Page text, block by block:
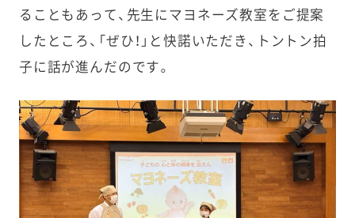
ることもあって、先生にマヨネーズ教室をご提案
したところ、「ぜひ！」と快諾いただき、トントン拍
子に話が進んだのです。